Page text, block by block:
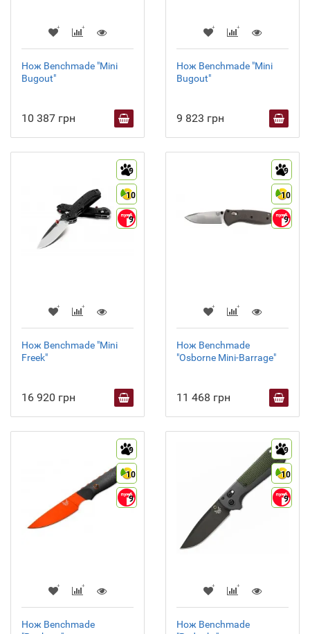
Нож Benchmade "Mini
Bugout"
10 387 грн
Нож Benchmade "Mini
Bugout"
9 823 грн
9
10
9
Нож Benchmade "Mini
Freek"
16 920 грн
9
10
9
Нож Benchmade
"Osborne Mini-Barrage"
11 468 грн
9
10
9
Нож Benchmade
9
10
9
Нож Benchmade